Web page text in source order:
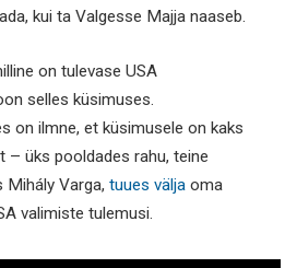
kui ta Valgesse Majja naaseb.
on tulevase USA
selles küsimuses.
on ilmne, et küsimusele on kaks
– üks pooldades rahu, teine
Mihály Varga, tuues välja oma
valimiste tulemusi.